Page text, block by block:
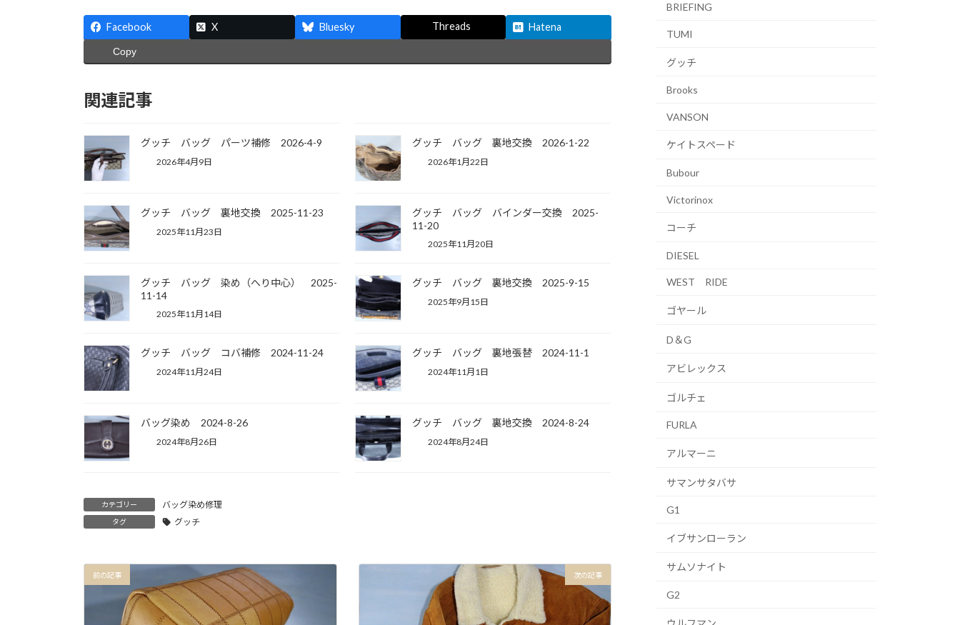
Facebook X Bluesky Threads Hatena
Copy
関連記事
グッチ バッグ パーツ補修 2026-4-9
2026年4月9日
グッチ バッグ 裏地交換 2026-1-22
2026年1月22日
グッチ バッグ 裏地交換 2025-11-23
2025年11月23日
グッチ バッグ バインダー交換 2025-
11-20
2025年11月20日
グッチ バッグ 染め（へり中心） 2025-
11-14
2025年11月14日
グッチ バッグ 裏地交換 2025-9-15
2025年9月15日
グッチ バッグ コバ補修 2024-11-24
2024年11月24日
グッチ バッグ 裏地張替 2024-11-1
2024年11月1日
バッグ染め 2024-8-26
2024年8月26日
グッチ バッグ 裏地交換 2024-8-24
2024年8月24日
カテゴリー バッグ染め修理
タグ グッチ
前の記事 次の記事
BRIEFING
TUMI
グッチ
Brooks
VANSON
ケイトスペード
Bubour
Victorinox
コーチ
DIESEL
WEST RIDE
ゴヤール
D＆G
アビレックス
ゴルチェ
FURLA
アルマーニ
サマンサタバサ
G1
イブサンローラン
サムソナイト
G2